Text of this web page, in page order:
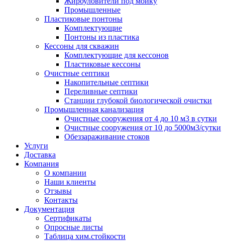
Промышленные
Пластиковые понтоны
Комплектующие
Понтоны из пластика
Кессоны для скважин
Комплектующие для кессонов
Пластиковые кессоны
Очистные септики
Накопительные септики
Переливные септики
Станции глубокой биологической очистки
Промышленная канализация
Очистные сооружения от 4 до 10 м3 в сутки
Очистные сооружения от 10 до 5000м3/сутки
Обеззараживание стоков
Услуги
Доставка
Компания
О компании
Наши клиенты
Отзывы
Контакты
Документация
Сертификаты
Опросные листы
Таблица хим.стойкости